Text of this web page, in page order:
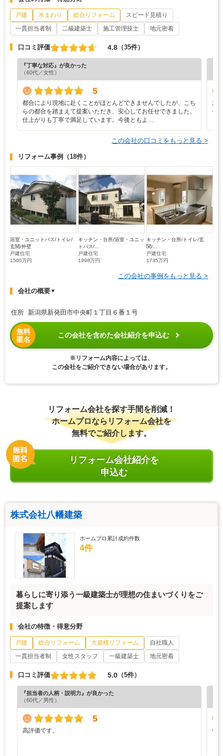
戸建 水まわり 総合リフォーム
スピード見積り
一貫担当者制
二級建築士 施工管理技士 地元密着
口コミ評価 4.8 （35件）
『丁寧な対応』が良かった
（60代／女性）
5
都合により現地に赴くことがほとんどできませんでしたが、こち
らの都合を踏まえて提案いただき、安心してお任せできました。
仕上がりも丁寧で満足しています。今後ともよ…
施
せ
この会社の口コミをもっと見る >
リフォーム事例 （18件）
浴室・ユニットバス/トイレ/
玄関/外壁
戸建住宅
1500万円
キッチン・台所/浴室・ユニッ
トバス/...
戸建住宅
1998万円
キッチン・台所/トイレ/玄
関/...
戸建住宅
1735万円
この会社の事例をもっと見る >
会社の概要▼
住所 新潟県新発田市中央町１丁目６番１号
無料
匿名
この会社を含めた会社紹介を申込む
※リフォーム内容によっては、
この会社をご紹介できない場合があります。
リフォーム会社を探す手間を削減！
ホームプロならリフォーム会社を
無料でご紹介します。
リフォーム会社紹介を
申込む
株式会社八幡建築
ホームプロ累計成約件数
4件
暮らしに寄り添う一級建築士が理想の住まいづくりをご
提案します
会社の特徴・得意分野
戸建 総合リフォーム 大規模リフォーム
自社職人
一貫担当者制
女性スタッフ 一級建築士 地元密着
口コミ評価 5.0 （5件）
『担当者の人柄・説明力』が良かった
（60代／男性）
5
高評価です。
仕